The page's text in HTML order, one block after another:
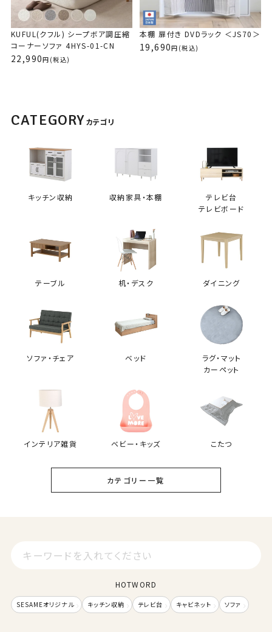
白のコーナーソファを買って、レビューにも書きましたが、もうひと
つ欲しくなって買おうと思ったら欲しかったオットマンが売り切れ。
次にひとり用のソファを見たらライトグレーしかなくて、部屋の色味
的に悩んだけど、悩んでいたら在庫切りになると思って買いまし
た。コーナーソファより圧縮が回復？サイズが戻るまで時間がかか
ってましたが、まあ、大丈夫です。ゴロンと横になれます。硬さも座
KUFUL(クフル) シープボア調圧縮コーナーソ
ファ 4HYS-01-CN
購入者
とっても良いです！開ける時はビニールが固くて少し手間取りまし
たが、開けたらすぐソファの形になりました。座り心も良く、座る時
の高さも硬さも丁度良いです。もうひとつ欲しいです
KUFUL(クフル) シープボア調圧縮2Pソファ
たきたてはくまい
座り心地がふわふわで、お昼寝にちょうど良さそうです。また、女性
が片手で動かせるくらい軽く、掃除するのに楽ちんそうです。
KUFUL(クフル) シープボア調圧縮
コーナーソファ 4HYS-01-CN
22,990 (税込)
本棚 扉付き DVDラック ＜JS70＞
19,690 (税込)
CATEGORYカテゴリ
キッチン収納 収納家具・本棚
テレビ台
テレビボード
テーブル 机・デスク ダイニング
ソファ・チェア ベッド
ラグ・マット
カーペット
インテリア雑貨 ベビー・キッズ こたつ
カテゴリー一覧
HOTWORD
SESAMEオリジナル キッチン収納 テレビ台 キャビネット ソファ